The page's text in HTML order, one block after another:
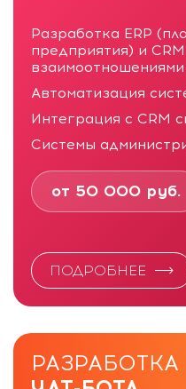
Разработка ERP
предприятия) и
Автоматизация
Интеграция с CRM
Системы
от 50 000 руб.
ПОДРОБНЕЕ
РАЗРАБОТКА